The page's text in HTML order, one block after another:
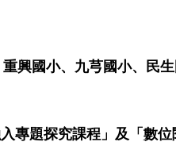
興國小、九芎國小、民
專題探究課程」及「數